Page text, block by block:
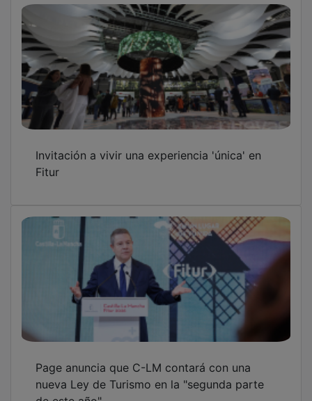
Fitur
nueva Ley de Turismo en la "segunda parte
de este año"